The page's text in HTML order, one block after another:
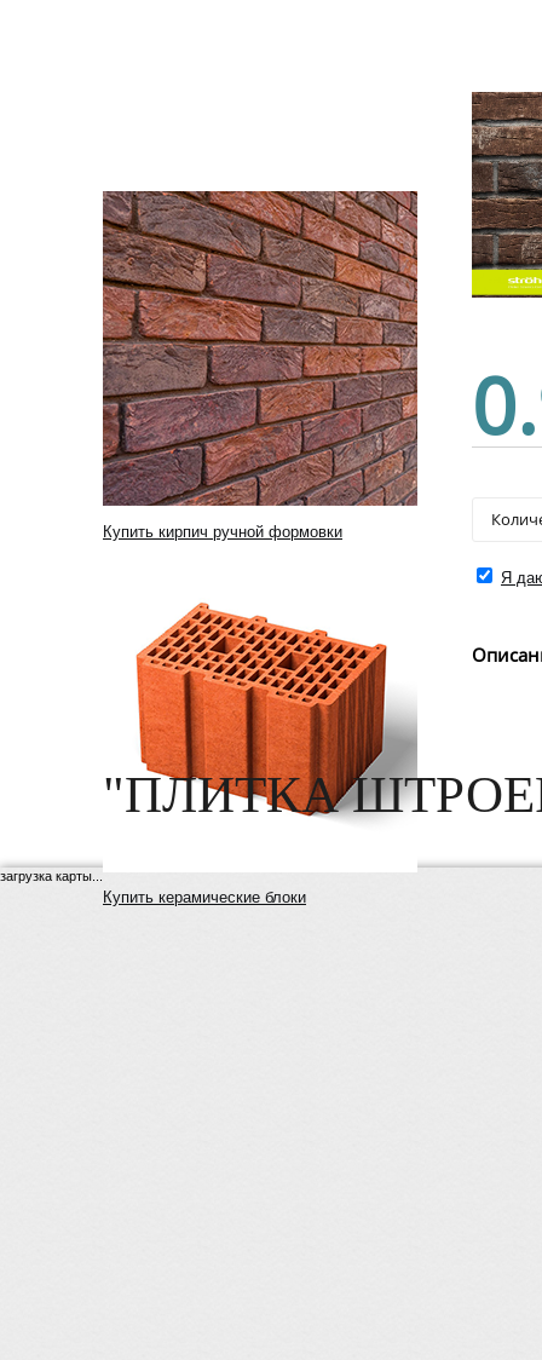
Купить кирпич ручной формовки
Купить керамические блоки
Я
"ПЛИТКА
загрузка карты...